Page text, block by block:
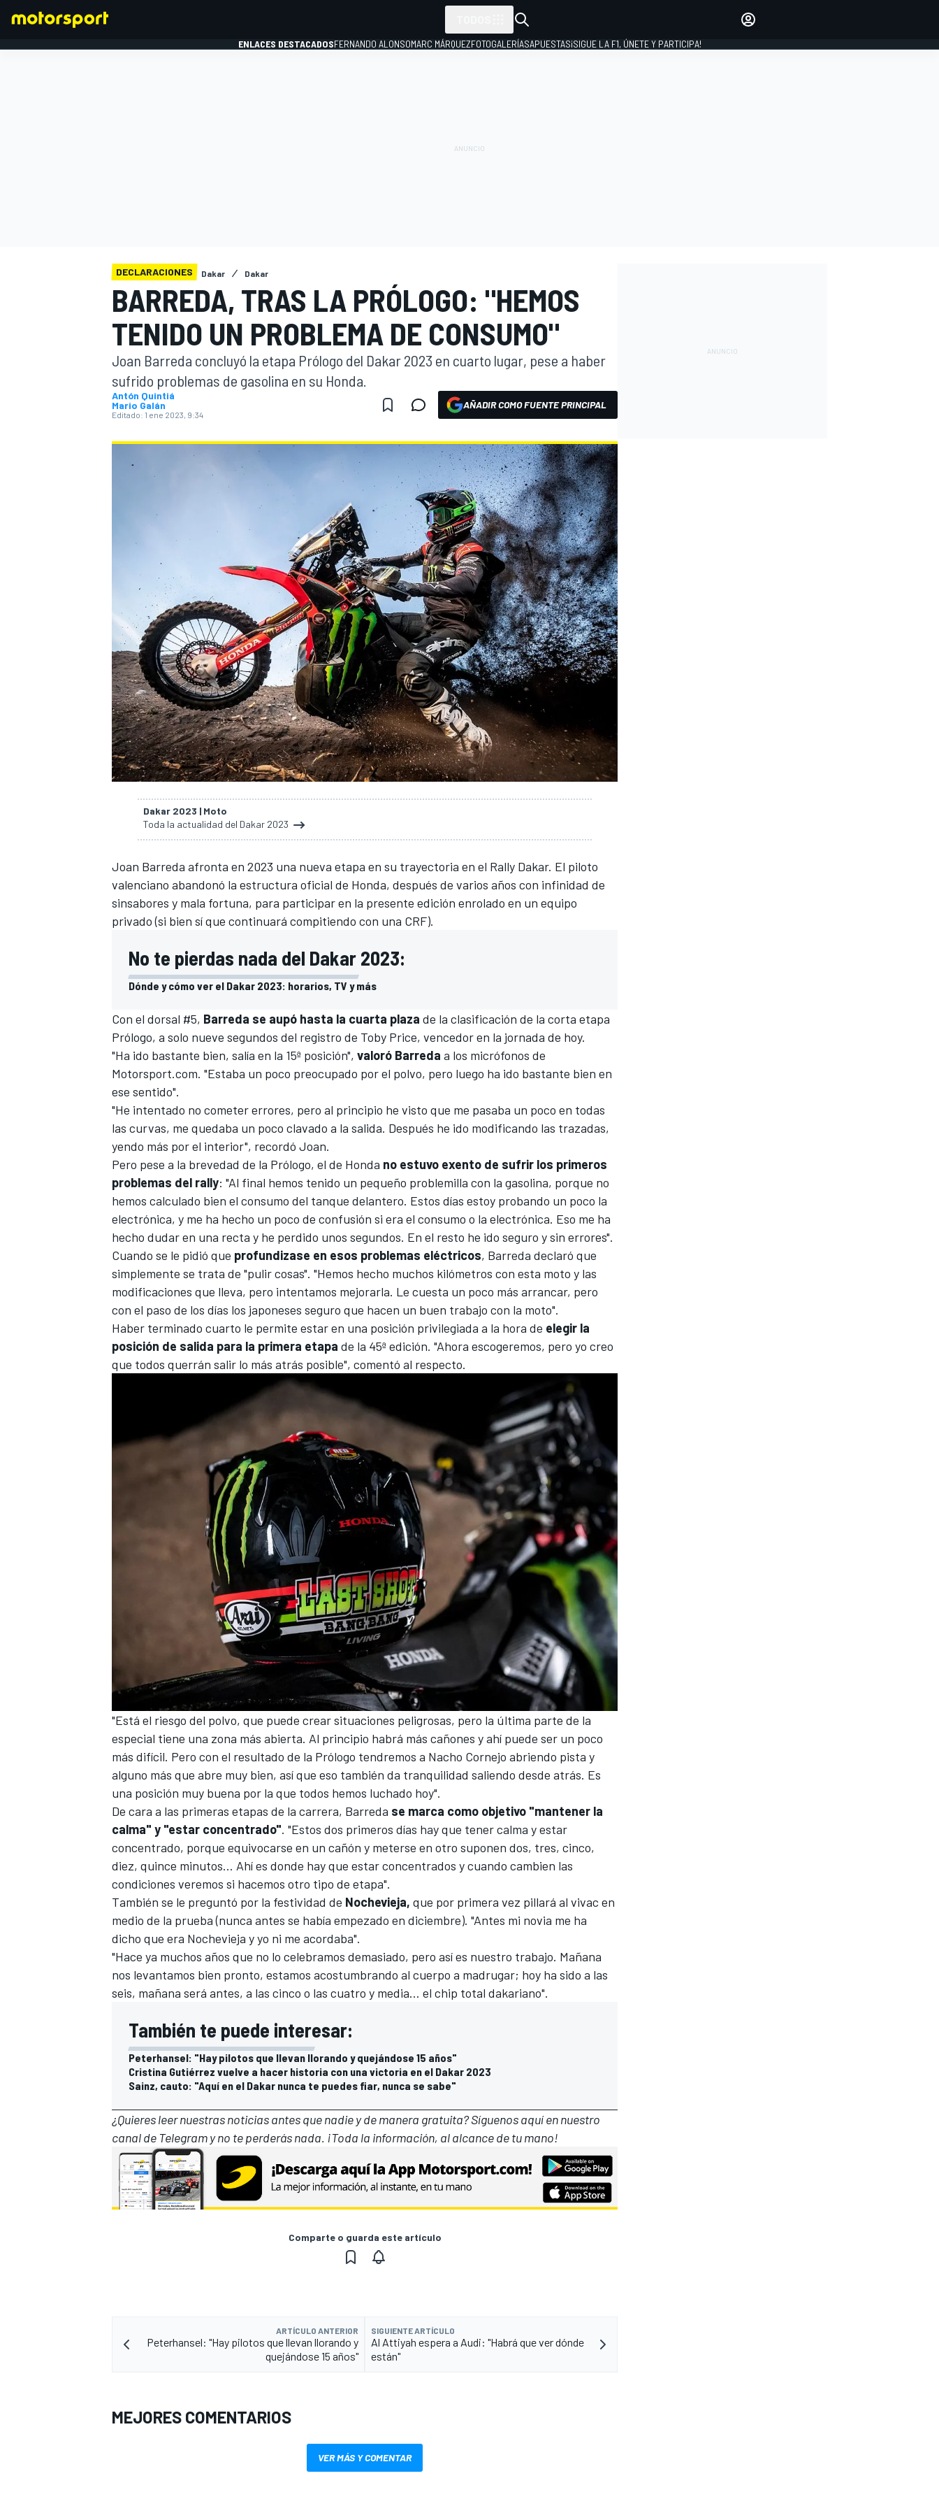
FÓRMULA E
MÁS CATEGORÍAS
ENLACES DESTACADOSFERNANDO ALONSOMARC MÁRQUEZFOTOGALERÍASAPUESTAS¡SIGUE LA F1, ÚNETE Y PARTICIPA!
DECLARACIONES Dakar Dakar
BARREDA, TRAS LA PRÓLOGO: "HEMOS
TENIDO UN PROBLEMA DE CONSUMO"
Joan Barreda concluyó la etapa Prólogo del Dakar 2023 en cuarto lugar, pese a haber
sufrido problemas de gasolina en su Honda.
Antón Quintiá
Mario Galán
Editado: 1 ene 2023, 9:34
AÑADIR COMO FUENTE PRINCIPAL
Dakar 2023 | Moto
Toda la actualidad del Dakar 2023
Joan Barreda afronta en 2023 una nueva etapa en su trayectoria en el Rally Dakar. El piloto
valenciano abandonó la estructura oficial de Honda, después de varios años con infinidad de
sinsabores y mala fortuna, para participar en la presente edición enrolado en un equipo
privado (si bien sí que continuará compitiendo con una CRF).
No te pierdas nada del Dakar 2023:
Dónde y cómo ver el Dakar 2023: horarios, TV y más
Con el dorsal #5, Barreda se aupó hasta la cuarta plaza de la clasificación de la corta etapa
Prólogo, a solo nueve segundos del registro de Toby Price, vencedor en la jornada de hoy.
"Ha ido bastante bien, salía en la 15ª posición", valoró Barreda a los micrófonos de
Motorsport.com. "Estaba un poco preocupado por el polvo, pero luego ha ido bastante bien en
ese sentido".
"He intentado no cometer errores, pero al principio he visto que me pasaba un poco en todas
las curvas, me quedaba un poco clavado a la salida. Después he ido modificando las trazadas,
yendo más por el interior", recordó Joan.
Pero pese a la brevedad de la Prólogo, el de Honda no estuvo exento de sufrir los primeros
problemas del rally: "Al final hemos tenido un pequeño problemilla con la gasolina, porque no
hemos calculado bien el consumo del tanque delantero. Estos días estoy probando un poco la
electrónica, y me ha hecho un poco de confusión si era el consumo o la electrónica. Eso me ha
hecho dudar en una recta y he perdido unos segundos. En el resto he ido seguro y sin errores".
Cuando se le pidió que profundizase en esos problemas eléctricos, Barreda declaró que
simplemente se trata de "pulir cosas". "Hemos hecho muchos kilómetros con esta moto y las
modificaciones que lleva, pero intentamos mejorarla. Le cuesta un poco más arrancar, pero
con el paso de los días los japoneses seguro que hacen un buen trabajo con la moto".
Haber terminado cuarto le permite estar en una posición privilegiada a la hora de elegir la
posición de salida para la primera etapa de la 45ª edición. "Ahora escogeremos, pero yo creo
que todos querrán salir lo más atrás posible", comentó al respecto.
"Está el riesgo del polvo, que puede crear situaciones peligrosas, pero la última parte de la
especial tiene una zona más abierta. Al principio habrá más cañones y ahí puede ser un poco
más difícil. Pero con el resultado de la Prólogo tendremos a Nacho Cornejo abriendo pista y
alguno más que abre muy bien, así que eso también da tranquilidad saliendo desde atrás. Es
una posición muy buena por la que todos hemos luchado hoy".
De cara a las primeras etapas de la carrera, Barreda se marca como objetivo "mantener la
calma" y "estar concentrado". "Estos dos primeros días hay que tener calma y estar
concentrado, porque equivocarse en un cañón y meterse en otro suponen dos, tres, cinco,
diez, quince minutos… Ahí es donde hay que estar concentrados y cuando cambien las
condiciones veremos si hacemos otro tipo de etapa".
También se le preguntó por la festividad de Nochevieja, que por primera vez pillará al vivac en
medio de la prueba (nunca antes se había empezado en diciembre). "Antes mi novia me ha
dicho que era Nochevieja y yo ni me acordaba".
"Hace ya muchos años que no lo celebramos demasiado, pero así es nuestro trabajo. Mañana
nos levantamos bien pronto, estamos acostumbrando al cuerpo a madrugar; hoy ha sido a las
seis, mañana será antes, a las cinco o las cuatro y media… el chip total dakariano".
También te puede interesar:
Peterhansel: "Hay pilotos que llevan llorando y quejándose 15 años"
Cristina Gutiérrez vuelve a hacer historia con una victoria en el Dakar 2023
Sainz, cauto: "Aquí en el Dakar nunca te puedes fiar, nunca se sabe"
¿Quieres leer nuestras noticias antes que nadie y de manera gratuita? Síguenosaquí en nuestro
canal de Telegramy no te perderás nada. ¡Toda la información, al alcance de tu mano!
Comparte o guarda este artículo
ARTÍCULO ANTERIOR
Peterhansel: "Hay pilotos que llevan llorando y
quejándose 15 años"
SIGUIENTE ARTÍCULO
Al Attiyah espera a Audi: "Habrá que ver dónde
están"
MEJORES COMENTARIOS
VER MÁS Y COMENTAR